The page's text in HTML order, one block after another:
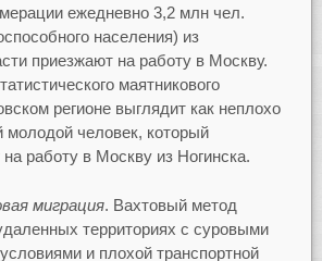
ежедневно 3,2 млн чел.
населения) из
приезжают на работу в Москву.
маятникового
регионе выглядит как неплохо
человек, который
работу в Москву из Ногинска.
миграция. Вахтовый метод
территориях с суровыми
и плохой транспортной